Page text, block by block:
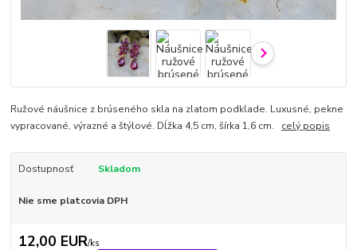
Ružové náušnice z brúseného skla na zlatom podklade. Luxusné, pekne
vypracované, výrazné a štýlové. Dĺžka 4,5 cm, šírka 1,6 cm. celý popis
Dostupnosť Skladom
Nie sme platcovia DPH
12,00 EUR/ks